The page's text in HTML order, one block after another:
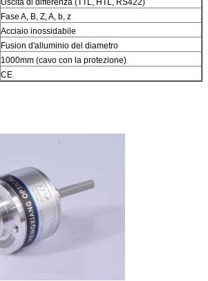
Uscita di differenza (TTL, HTL, RS422)
Fase A, B, Z, A, b, z
Acciaio inossidabile
Fusion d'alluminio del diametro
1000mm (cavo con la protezione)
CE